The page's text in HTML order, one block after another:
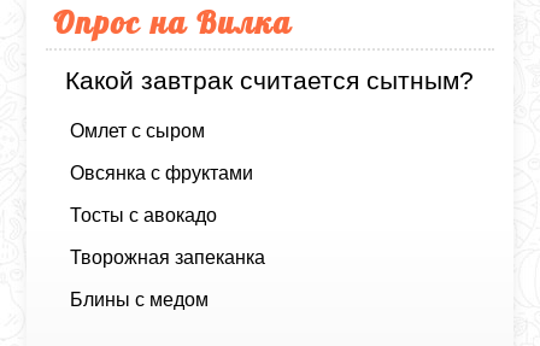
Опрос на Вилка
Какой завтрак считается сытным?
Омлет с сыром
Овсянка с фруктами
Тосты с авокадо
Творожная запеканка
Блины с медом